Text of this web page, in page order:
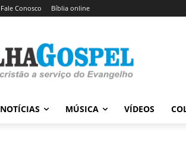
Fale Conosco Bíblia online
NOTÍCIAS MÚSICA VÍDEOS